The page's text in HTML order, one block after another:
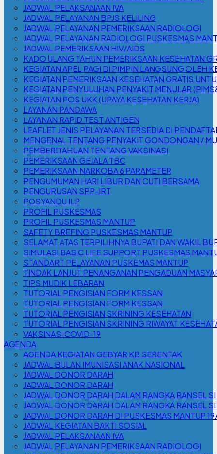
JADWAL PELAKSANAAN IVA
JADWAL PELAYANAN BPJS KELILING
JADWAL PELAYANAN PEMERIKSAAN RADIOLOGI
JADWAL PELAYANAN RADIOLOGI PUSKESMAS
JADWAL PEMERIKSAAN HIV/AIDS
KADO ULANG TAHUN PEMERIKSAAN KESEHATAN
KEGIATAN APEL PAGI DI PIMPIN LANGSUNG OLEH
KEGIATAN PEMERIKSAAN KESEHATAN GRATIS
KEGIATAN PENYULUHAN PENYAKIT MENULAR
KEGIATAN POS UKK (UPAYA KESEHATAN KERJA)
LAYANAN PANDAWA
LAYANAN RAPID TEST ANTIGEN
LEAFLET JENIS PELAYANAN TERSEDIA DI
MENGENAL TENTANG PENYAKIT GONDONGAN /
PEMBERITAHUAN TENTANG VAKSINASI
PEMERIKSAAN GEJALA TBC
PEMERIKSAAN NARKOBA 6 PARAMETER
PENGUMUMAN HARI LIBUR DAN CUTI BERSAMA
PENGURUSAN SPP-IRT
POSYANDU ILP
PROFIL PUSKESMAS
PROFIL PUSKESMAS MANTUP
SAFETY BREFING PUSKESMAS MANTUP
SELAMAT ATAS TERPILIHNYA BUPATI DAN WAKIL
SIMULASI BASIC LIFE SUPPORT PUSKESMAS
STANDART PELAYANAN PUSKEMAS MANTUP
TINDAK LANJUT PENANGANAN PENGADUAN
TIPS MUDIK LEBARAN
TUTORIAL PENGISIAN FORM KESSAN
TUTORIAL PENGISIAN FORM KESSAN
TUTORIAL PENGISIAN SKRINING KESEHATAN
TUTORIAL PENGISIAN SKRINING RIWAYAT
VAKSINASI COVID-19
AGENDA
AGENDA KEGIATAN GEBYAR KB SERENTAK
JADWAL BULAN IMUNISASI ANAK NASIONAL
JADWAL DONOR DARAH
JADWAL DONOR DARAH
JADWAL DONOR DARAH DALAM RANGKA RANSEL
JADWAL DONOR DARAH DALAM RANGKA RANSEL
JADWAL DONOR DARAH DI PUSKESMAS MANTUP
JADWAL KEGIATAN BAKTI SOSIAL
JADWAL PELAKSANAAN IVA
JADWAL PELAYANAN PEMERIKSAAN RADIOLOGI